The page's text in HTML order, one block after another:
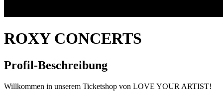
ROXY CONCERTS
Profil-Beschreibung
Willkommen in unserem Ticketshop von LOVE YOUR ARTIST!